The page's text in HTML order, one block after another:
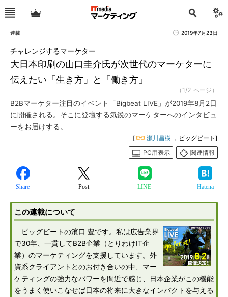
連載 2019年7月23日
大日本印刷の山口圭介氏が次世代のマーケターに
伝えたい「生き方」と「働き方」
チャレンジするマーケター
（1/2 ページ）
B2Bマーケター注目のイベント「Bigbeat LIVE」が2019年8月2日
に開催される。そこに登壇する気鋭のマーケターへのインタビュ
ーをお届けする。
[ 瀬川昌樹 ，ビッグビート]
PC用表示
関連情報
Share Post LINE Hatena
この連載について
ビッグビートの濱口 豊です。私は広告業界
で30年、一貫してB2B企業（とりわけIT企
業）のマーケティングを支援しています。外
資系クライアントとのお付き合いの中、マー
ケティングの強力なパワーを間近で感じ、日本企業がこの機能
をうまく使いこなせば日本の将来に大きなインパクトを与える